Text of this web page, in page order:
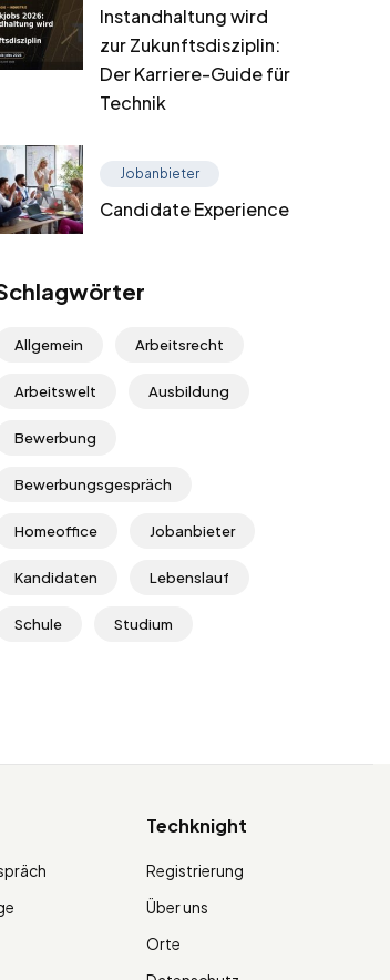
Instandhaltung wird
zur Zukunftsdisziplin:
Der Karriere-Guide für
Technik
Jobanbieter
Candidate Experience
Allgemein Arbeitsrecht
Arbeitswelt Ausbildung
Bewerbung
Bewerbungsgespräch
Homeoffice Jobanbieter
Kandidaten Lebenslauf
Schule Studium
Techknight
Registrierung
Über uns
Orte